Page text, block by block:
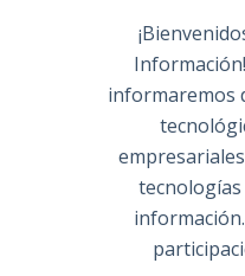
informaremos
tecnologías